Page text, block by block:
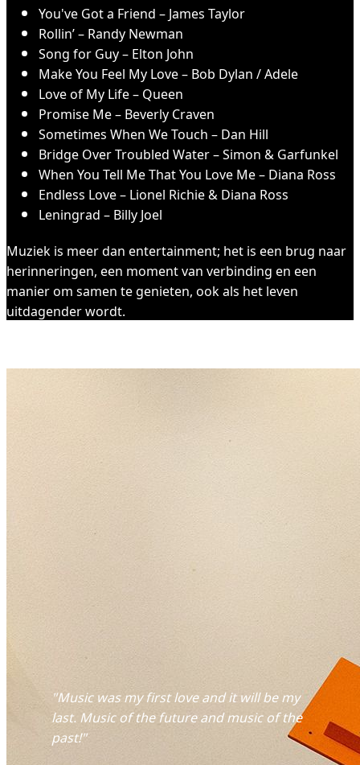
You've Got a Friend – ​James Taylor
Rollin’ – Randy Newman
Song for Guy – Elton John
Make You Feel My Love – Bob Dylan / Adele
Love of My Life – Queen
Promise Me – Beverly Craven
Sometimes When We Touch – Dan Hill
Bridge Over Troubled Water – Simon & Garfunkel
When You Tell Me That You Love Me – Diana Ross
Endless Love – Lionel Richie & Diana Ross
Leningrad – Billy Joel
Muziek is meer dan entertainment; het is een brug naar
herinneringen, een moment van verbinding en een
manier om samen te genieten, ook als het leven
uitdagender wordt.
"Music was my first love and it will be my
last. Music of the future and music of the
past!"